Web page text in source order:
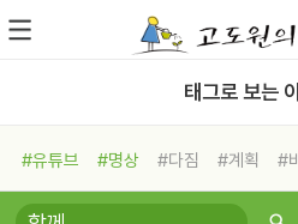
태그로 보는
#유튜브 #명상 #다짐 #계획 #
#비전캠프
#독서캠프 #삶